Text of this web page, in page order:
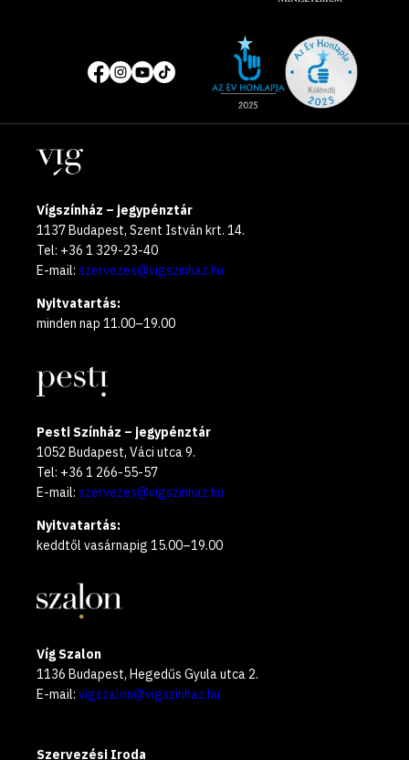
Közösségi
média
oldalak
of
year
Helyszínek
Vígszínház – jegypénztár
1137 Budapest, Szent István krt. 14.
Tel: +36 1 329-23-40
E-mail: szervezes@vigszinhaz.hu
Nyitvatartás:
minden nap 11.00–19.00
Pesti Színház – jegypénztár
1052 Budapest, Váci utca 9.
Tel: +36 1 266-55-57
E-mail: szervezes@vigszinhaz.hu
Nyitvatartás:
keddtől vasárnapig 15.00–19.00
Víg Szalon
1136 Budapest, Hegedűs Gyula utca 2.
E-mail: vigszalon@vigszinhaz.hu
Szervezési Iroda